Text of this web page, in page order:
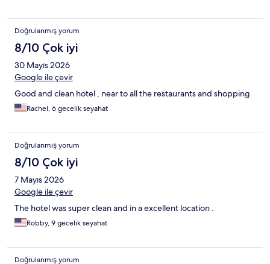
Doğrulanmış yorum
8/10 Çok iyi
30 Mayıs 2026
Google ile çevir
Good and clean hotel , near to all the restaurants and shopping
Rachel, 6 gecelik seyahat
Doğrulanmış yorum
8/10 Çok iyi
7 Mayıs 2026
Google ile çevir
The hotel was super clean and in a excellent location .
Robby, 9 gecelik seyahat
Doğrulanmış yorum